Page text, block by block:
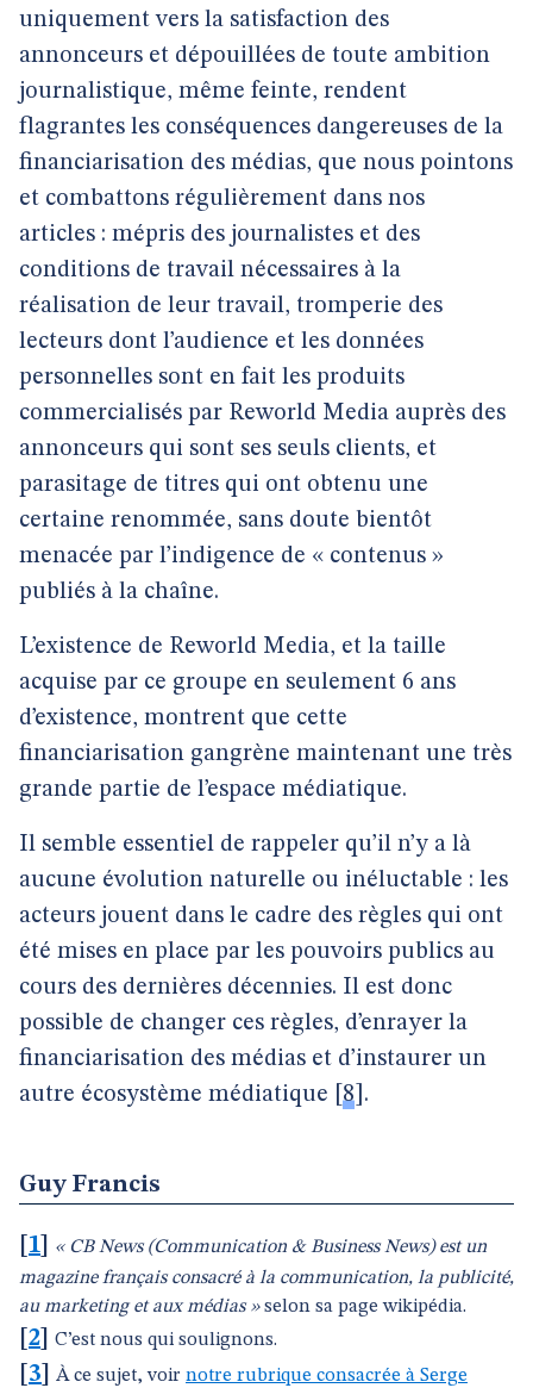
uniquement vers la satisfaction des
annonceurs et dépouillées de toute ambition
journalistique, même feinte, rendent
flagrantes les conséquences dangereuses de la
financiarisation des médias, que nous pointons
et combattons régulièrement dans nos
articles : mépris des journalistes et des
conditions de travail nécessaires à la
réalisation de leur travail, tromperie des
lecteurs dont l’audience et les données
personnelles sont en fait les produits
commercialisés par Reworld Media auprès des
annonceurs qui sont ses seuls clients, et
parasitage de titres qui ont obtenu une
certaine renommée, sans doute bientôt
menacée par l’indigence de « contenus »
publiés à la chaîne.
L’existence de Reworld Media, et la taille
acquise par ce groupe en seulement 6 ans
d’existence, montrent que cette
financiarisation gangrène maintenant une très
grande partie de l’espace médiatique.
Il semble essentiel de rappeler qu’il n’y a là
aucune évolution naturelle ou inéluctable : les
acteurs jouent dans le cadre des règles qui ont
été mises en place par les pouvoirs publics au
cours des dernières décennies. Il est donc
possible de changer ces règles, d’enrayer la
financiarisation des médias et d’instaurer un
autre écosystème médiatique
8 .
Guy Francis
1
« CB News (Communication & Business News) est un
magazine français consacré à la communication, la publicité,
au marketing et aux médias »selon sa page wikipédia.
2 C’est nous qui soulignons.
3 À ce sujet, voir notre rubrique consacrée à Serge